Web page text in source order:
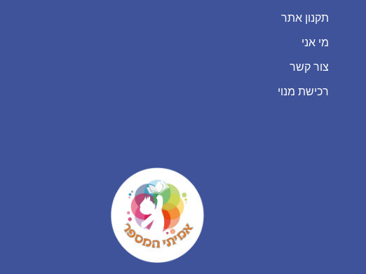
תקנון אתר
מי אני
צור קשר
רכישת מנוי